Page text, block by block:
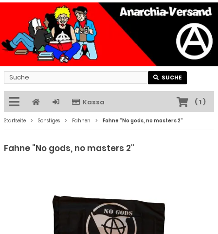
SUCHE
Kassa (1)
Startseite Sonstiges Fahnen Fahne "No gods, no masters 2"
Fahne "No gods, no masters 2"